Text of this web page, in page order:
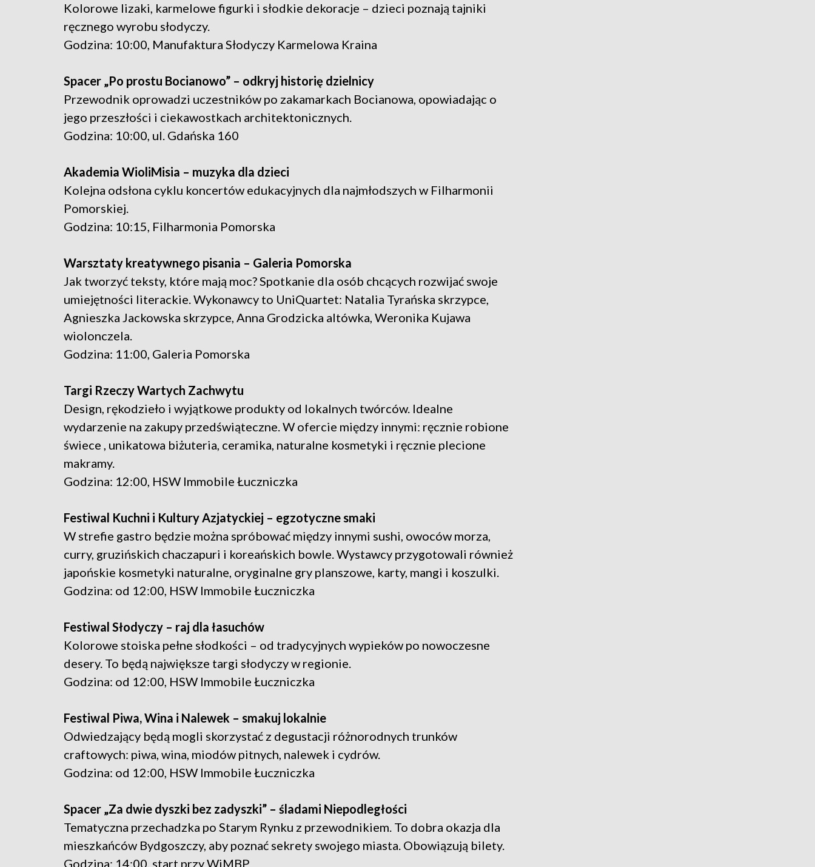
Kolorowe lizaki, karmelowe figurki i słodkie dekoracje – dzieci poznają tajniki
ręcznego wyrobu słodyczy.
Godzina: 10:00, Manufaktura Słodyczy Karmelowa Kraina
Spacer „Po prostu Bocianowo” – odkryj historię dzielnicy
Przewodnik oprowadzi uczestników po zakamarkach Bocianowa, opowiadając o
jego przeszłości i ciekawostkach architektonicznych.
Godzina: 10:00, ul. Gdańska 160
Akademia WioliMisia – muzyka dla dzieci
Kolejna odsłona cyklu koncertów edukacyjnych dla najmłodszych w Filharmonii
Pomorskiej.
Godzina: 10:15, Filharmonia Pomorska
Warsztaty kreatywnego pisania – Galeria Pomorska
Jak tworzyć teksty, które mają moc? Spotkanie dla osób chcących rozwijać swoje
umiejętności literackie. Wykonawcy to UniQuartet: Natalia Tyrańska skrzypce,
Agnieszka Jackowska skrzypce, Anna Grodzicka altówka, Weronika Kujawa
wiolonczela.
Godzina: 11:00, Galeria Pomorska
Targi Rzeczy Wartych Zachwytu
Design, rękodzieło i wyjątkowe produkty od lokalnych twórców. Idealne
wydarzenie na zakupy przedświąteczne. W ofercie między innymi: ręcznie robione
świece , unikatowa biżuteria, ceramika, naturalne kosmetyki i ręcznie plecione
makramy.
Godzina: 12:00, HSW Immobile Łuczniczka
Festiwal Kuchni i Kultury Azjatyckiej – egzotyczne smaki
W strefie gastro będzie można spróbować między innymi sushi, owoców morza,
curry, gruzińskich chaczapuri i koreańskich bowle. Wystawcy przygotowali również
japońskie kosmetyki naturalne, oryginalne gry planszowe, karty, mangi i koszulki.
Godzina: od 12:00, HSW Immobile Łuczniczka
Festiwal Słodyczy – raj dla łasuchów
Kolorowe stoiska pełne słodkości – od tradycyjnych wypieków po nowoczesne
desery. To będą największe targi słodyczy w regionie.
Godzina: od 12:00, HSW Immobile Łuczniczka
Festiwal Piwa, Wina i Nalewek – smakuj lokalnie
Odwiedzający będą mogli skorzystać z degustacji różnorodnych trunków
craftowych: piwa, wina, miodów pitnych, nalewek i cydrów.
Godzina: od 12:00, HSW Immobile Łuczniczka
Spacer „Za dwie dyszki bez zadyszki” – śladami Niepodległości
Tematyczna przechadzka po Starym Rynku z przewodnikiem. To dobra okazja dla
mieszkańców Bydgoszczy, aby poznać sekrety swojego miasta. Obowiązują bilety.
Godzina: 14:00, start przy WiMBP